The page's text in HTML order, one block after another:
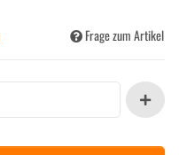
Frage zum Artikel